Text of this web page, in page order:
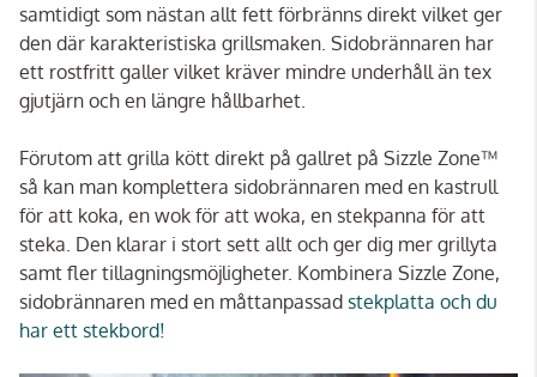
samtidigt som nästan allt fett förbränns direkt vilket ger
den där karakteristiska grillsmaken. Sidobrännaren har
ett rostfritt galler vilket kräver mindre underhåll än tex
gjutjärn och en längre hållbarhet.
Förutom att grilla kött direkt på gallret på Sizzle Zone™
så kan man komplettera sidobrännaren med en kastrull
för att koka, en wok för att woka, en stekpanna för att
steka. Den klarar i stort sett allt och ger dig mer grillyta
samt fler tillagningsmöjligheter. Kombinera Sizzle Zone,
sidobrännaren med en måttanpassad stekplatta och du
har ett stekbord!